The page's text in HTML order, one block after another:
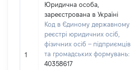
1
Юридична особа,
зареєстрована в Україні
Код в Єдиному державному
реєстрі юридичних осіб,
фізичних осіб – підприємців
та громадських формувань:
40358617